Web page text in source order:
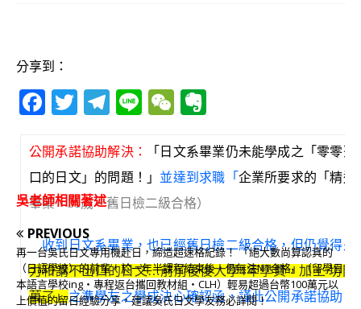
分享到：
F
c
e
b
o
o
k
T
it
te
r
T
e
g
ra
m
Li
e
W
C
h
at
e
r
o
te
公開承諾協助解決：
「日文系畢業仍未能學成之「零零
口的日文」的問題！」 並達到求職「 企業所要求的「精通
畢業‧31歲‧舊日檢二級合格）
收到日文系畢業，也已經舊日檢二級合格，但仍覺得是
力和講不出口的日文…前前後後大學4年學費，加上 坊間
萬了」之準學友之學成決心確認函，謹此公開承諾協助：
吳老師相關著述
PREVIOUS
再一台吳氏日文專用機赴日，締造超速格紀錄！ 「絕大數尚算認真的
（日語學校）的前輩，於一年半課程結束後，仍無法N1合格」（留學日
本語言學校ing‧專程返台攜回教材組‧CLH）輕易超過台幣100萬元以
上價值的留日經驗分享，建議吳氏日文學友務必詳閱！